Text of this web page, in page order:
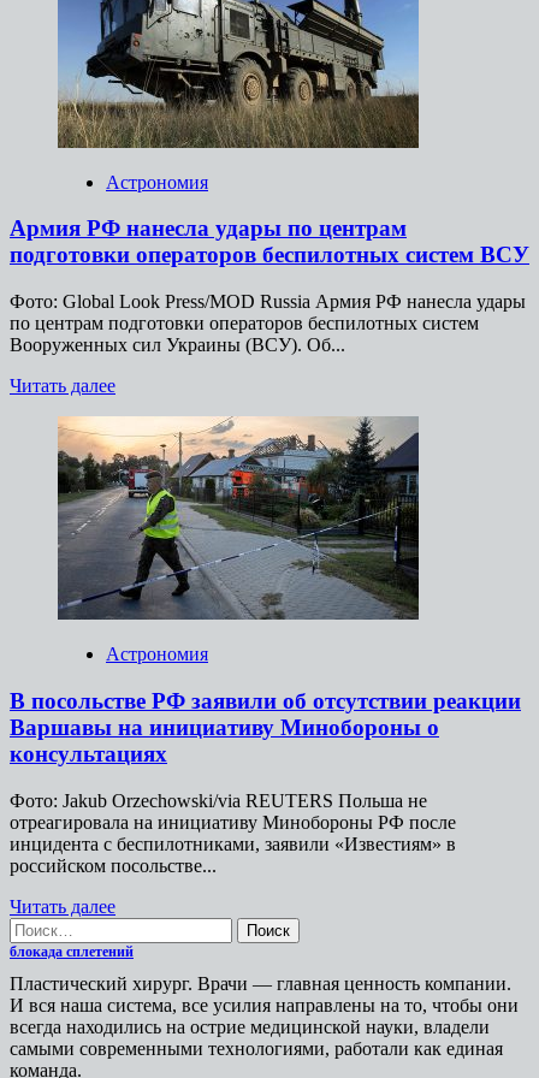
иностранные
делегации
за участие
в учениях
«Запад-2025»
Астрономия
Армия РФ нанесла удары по центрам
подготовки операторов беспилотных систем ВСУ
Фото: Global Look Press/MOD Russia Армия РФ нанесла удары
по центрам подготовки операторов беспилотных систем
Вооруженных сил Украины (ВСУ). Об...
Читать далееПрочитать
Армия
РФ
нанесла
удары
по
центрам
подготовки
операторов
беспилотных
ВСУ
Астрономия
В посольстве РФ заявили об отсутствии реакции
Варшавы на инициативу Минобороны о
консультациях
Фото: Jakub Orzechowski/via REUTERS Польша не
отреагировала на инициативу Минобороны РФ после
инцидента с беспилотниками, заявили «Известиям» в
российском посольстве...
Читать далееПрочитать
о
посольстве
РФ
заявили
об
Найти:
блокада сплетений
Пластический хирург. Врачи — главная ценность компании.
И вся наша система, все усилия направлены на то, чтобы они
всегда находились на острие медицинской науки, владели
самыми современными технологиями, работали как единая
команда.